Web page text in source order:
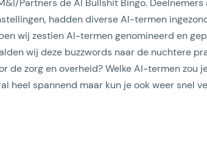
artikel
Partners de AI Bullshit Bingo.
hadden diverse AI-termen
wij zestien AI-termen genomineerd en
wij deze buzzwords naar de nuchtere
de zorg en overheid? Welke AI-termen zou
heel spannend maar kun je ook weer snel